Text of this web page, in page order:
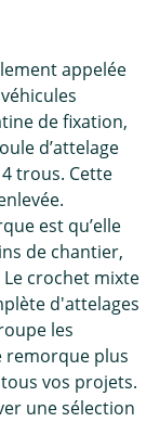
appelée
de fixation,
d’attelage
trous. Cette
est qu’elle
de chantier,
Le crochet mixte
d'attelages
les
remorque plus
vos projets.
une sélection